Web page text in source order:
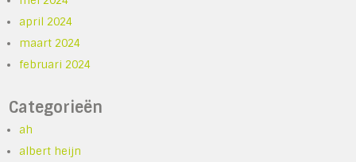
april 2024
maart 2024
februari 2024
Categorieën
ah
albert heijn